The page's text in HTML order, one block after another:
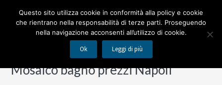
navigazione
MOSAICO BAGNO
Piastrelle mosaico per rinnovare il tuo bagno
Mosaico bagno prezzi Napoli
Barra
Questo sito utilizza cookie in conformità alla policy e cookie
che rientrano nella responsabilità di terze parti. Proseguendo
nella navigazione acconsenti all’utilizzo di cookie.
Ok Leggi di più